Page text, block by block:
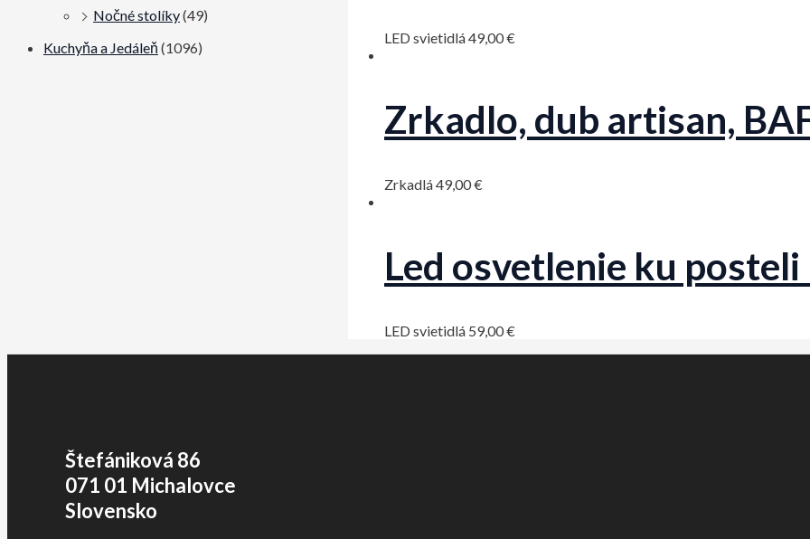
Nočné stolíky(49)
Kuchyňa a Jedáleň (1096)
LED svietidlá49,00€
Zrkadlo, dub artisan,
Zrkadlá49,00€
Led osvetlenie ku
LED svietidlá 59,00€
Štefániková 86
071 01 Michalovce
Slovensko